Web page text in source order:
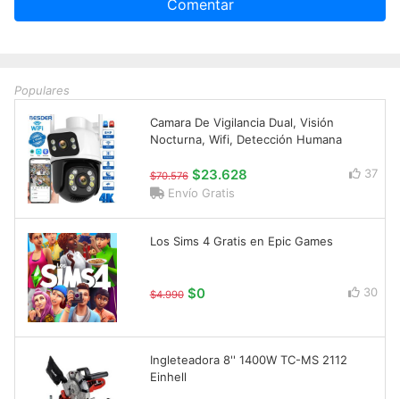
Comentar
Populares
Camara De Vigilancia Dual, Visión
Nocturna, Wifi, Detección Humana
$70.576 $23.628
37
Envío Gratis
Los Sims 4 Gratis en Epic Games
$4.990 $0 30
Ingleteadora 8'' 1400W TC-MS 2112
Einhell